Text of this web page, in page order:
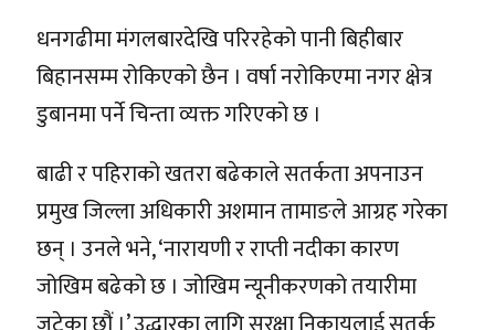
धनगढीमा मंगलबारदेखि परिरहेको पानी बिहीबार
बिहानसम्म रोकिएको छैन । वर्षा नरोकिएमा नगर क्षेत्र
डुबानमा पर्ने चिन्ता व्यक्त गरिएको छ ।
बाढी र पहिराको खतरा बढेकाले सतर्कता अपनाउन
प्रमुख जिल्ला अधिकारी अशमान तामाङले आग्रह गरेका
छन् । उनले भने, ‘नारायणी र राप्ती नदीका कारण
जोखिम बढेको छ । जोखिम न्यूनीकरणको तयारीमा